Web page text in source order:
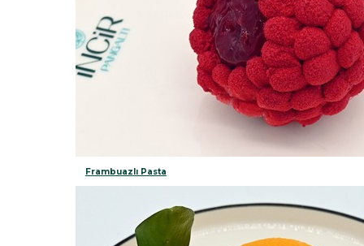
Frambuazlı Pasta